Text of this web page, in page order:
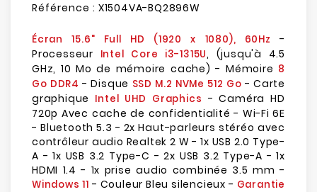
Référence : X1504VA-BQ2896W
Écran 15.6" Full HD (1920 x 1080), 60Hz
-
Processeur
Intel Core i3-1315U, (jusqu'à 4.5
GHz, 10 Mo de mémoire cache) - Mémoire 8
Go DDR4 - Disque SSD M.2 NVMe 512 Go - Carte
graphique Intel UHD Graphics - Caméra HD
720p Avec cache de confidentialité - Wi-Fi 6E
- Bluetooth 5.3 - 2x Haut-parleurs stéréo avec
contrôleur audio Realtek 2 W - 1x USB 2.0 Type-
A - 1x USB 3.2 Type-C - 2x USB 3.2 Type-A - 1x
HDMI 1.4 - 1x prise audio combinée 3.5 mm -
Windows 11 - Couleur Bleu silencieux - Garantie